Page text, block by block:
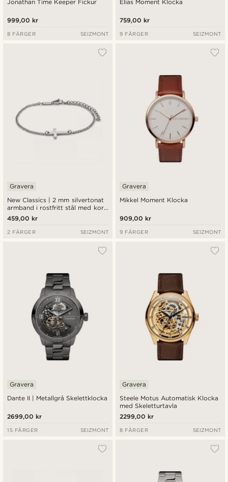
Jonathan Time Keeper Fickur
999,00 kr
8 FÄRGER SEIZMONT
Elias Moment Klocka
759,00 kr
9 FÄRGER SEIZMONT
New Classics | 2 mm silvertonat
armband i rostfritt stål med kors
och pansarkedja
Gravera
459,00 kr
2 FÄRGER SEIZMONT
Mikkel Moment Klocka
Gravera
909,00 kr
9 FÄRGER SEIZMONT
Dante II | Metallgrå Skelettklocka
Gravera
2699,00 kr
15 FÄRGER SEIZMONT
Steele Motus Automatisk Klocka
med Skeletturtavla
Gravera
2299,00 kr
8 FÄRGER SEIZMONT